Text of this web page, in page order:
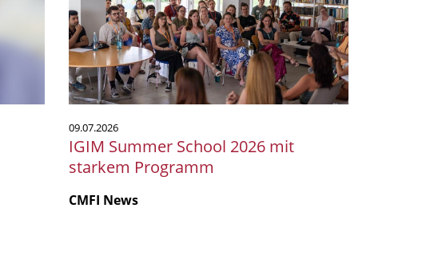
2026
mit
starkem
Programm
09.07.2026
IGIM Summer School 2026 mit
starkem Programm
CMFI News